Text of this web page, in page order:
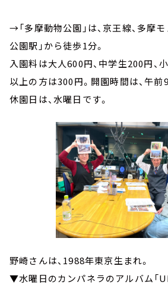
→「多摩動物公園」は、京王線、多摩
公園駅」から徒歩1分。
入園料は大人600円、中学生200円、
以上の方は300円。開園時間は、午前
休園日は、水曜日です。
野崎さんは、1988年東京生まれ。
▼水曜日のカンパネラのアルバム「